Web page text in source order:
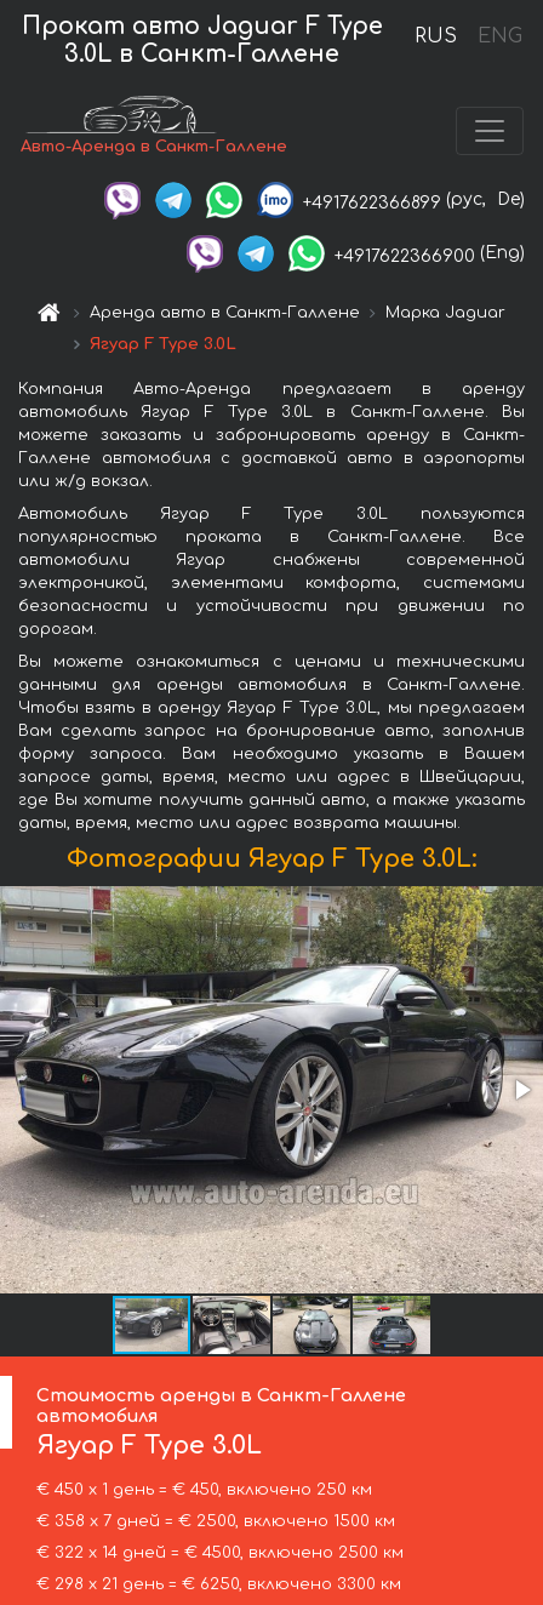
RUS ENG
Прокат авто Jaguar F Type
3.0L в Санкт-Галлене
Авто-Аренда в Санкт-Галлене
+4917622366899 (рус, De)
+4917622366900 (Eng)
Аренда авто в Санкт-Галлене
Марка Jaguar
Ягуар F Type 3.0L
Компания Авто-Аренда предлагает в аренду
автомобиль Ягуар F Type 3.0L в Санкт-Галлене. Вы
можете заказать и забронировать аренду в Санкт-
Галлене автомобиля с доставкой авто в аэропорты
или ж/д вокзал.
Автомобиль Ягуар F Type 3.0L пользуются
популярностью проката в Санкт-Галлене. Все
автомобили Ягуар снабжены современной
электроникой, элементами комфорта, системами
безопасности и устойчивости при движении по
дорогам.
Вы можете ознакомиться с ценами и техническими
данными для аренды автомобиля в Санкт-Галлене.
Чтобы взять в аренду Ягуар F Type 3.0L, мы предлагаем
Вам сделать запрос на бронирование авто, заполнив
форму запроса. Вам необходимо указать в Вашем
запросе даты, время, место или адрес в Швейцарии,
где Вы хотите получить данный авто, а также указать
даты, время, место или адрес возврата машины.
Фотографии Ягуар F Type 3.0L:
Стоимость аренды в Санкт-Галлене
автомобиля
Ягуар F Type 3.0L
€ 450 х 1 день = € 450, включено 250 км
€ 358 х 7 дней = € 2500, включено 1500 км
€ 322 х 14 дней = € 4500, включено 2500 км
€ 298 х 21 день = € 6250, включено 3300 км